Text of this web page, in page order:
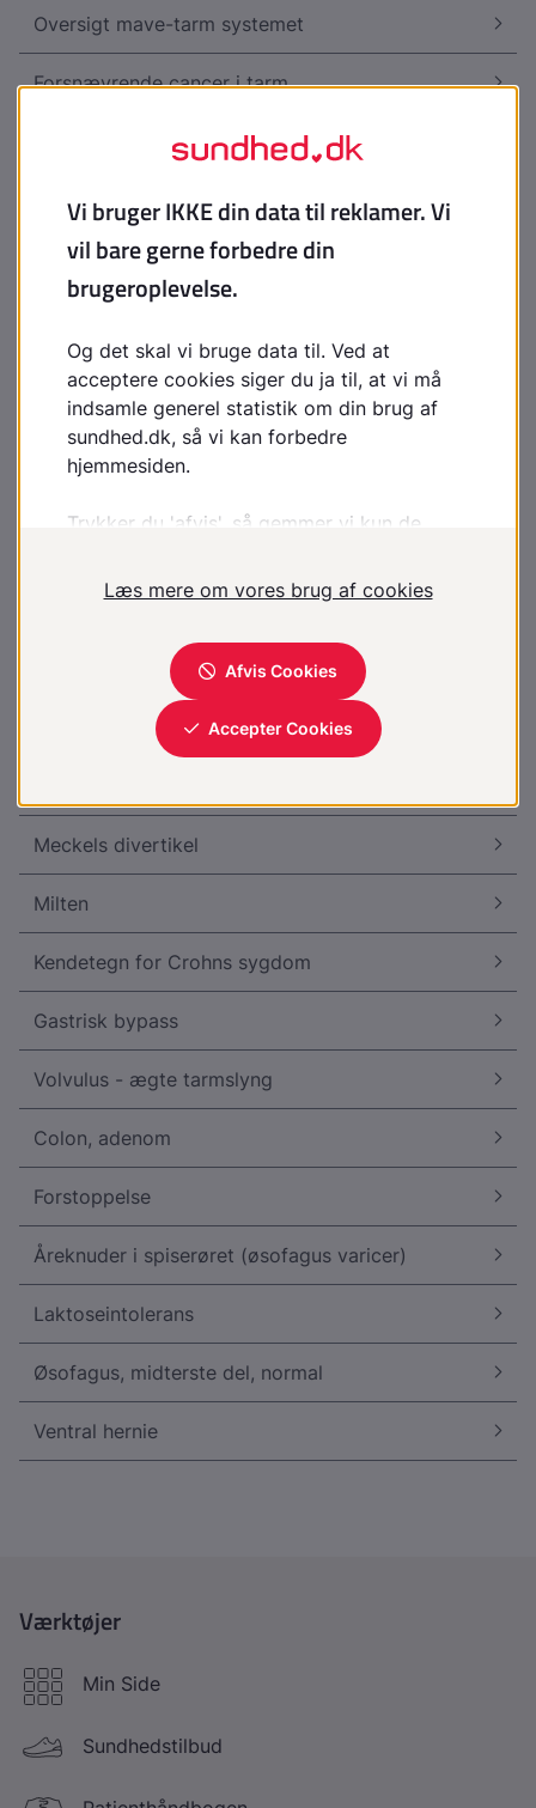
Oversigt mave-tarm systemet
Forsnævrende cancer i tarm
Elastikbehandling af hæmoride
Mavesår
Campylobacter - graf fra SSI
Tyktarm - oversigt
Rektalprolaps
Galdeblære, normal
Helicobacter Pylori
Meckels divertikel
Milten
Kendetegn for Crohns sygdom
Gastrisk bypass
Volvulus - ægte tarmslyng
Colon, adenom
Forstoppelse
Åreknuder i spiserøret (øsofagus varicer)
Laktoseintolerans
Øsofagus, midterste del, normal
Ventral hernie